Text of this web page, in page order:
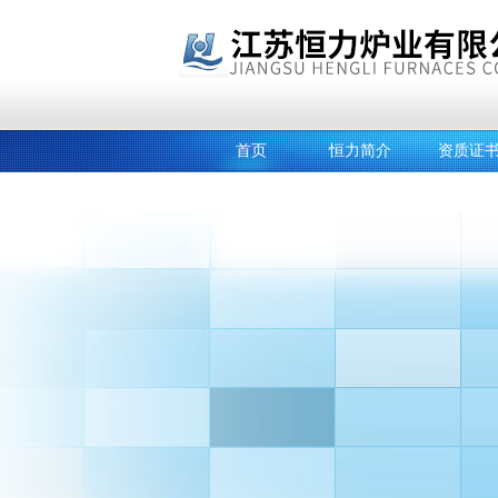
首页 恒力简介 资质证